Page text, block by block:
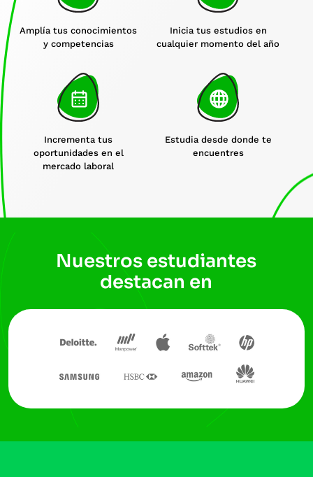
Amplía tus conocimientos
y competencias
Inicia tus estudios en
cualquier momento del año
Incrementa tus
oportunidades en el
mercado laboral
Estudia desde donde te
encuentres
Nuestros estudiantes
destacan en